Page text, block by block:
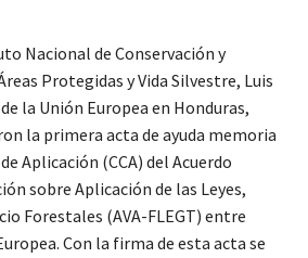
Nacional de Conservación y
Protegidas y Vida Silvestre, Luis
la Unión Europea en Honduras,
la primera acta de ayuda memoria
Aplicación (CCA) del Acuerdo
sobre Aplicación de las Leyes,
Forestales (AVA-FLEGT) entre
Con la firma de esta acta se